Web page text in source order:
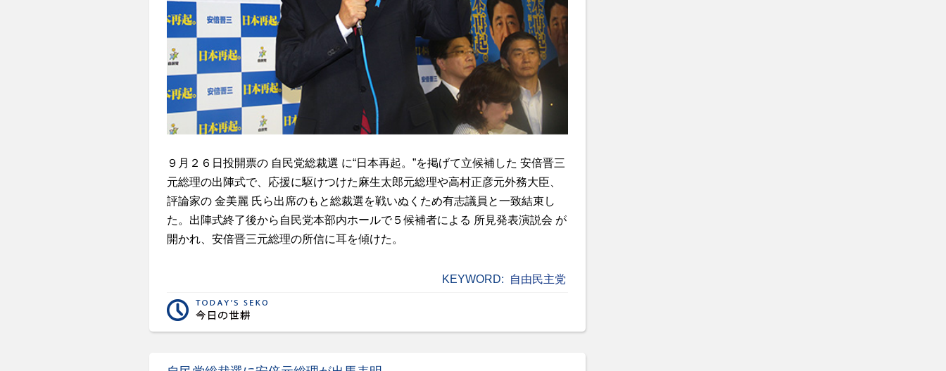
９月２６日投開票の 自民党総裁選 に“日本再起。”を掲げて立候補した 安倍晋三
元総理の出陣式で、応援に駆けつけた麻生太郎元総理や高村正彦元外務大臣、
評論家の 金美麗 氏ら出席のもと総裁選を戦いぬくため有志議員と一致結束し
た。出陣式終了後から自民党本部内ホールで５候補者による 所見発表演説会 が
開かれ、安倍晋三元総理の所信に耳を傾けた。
KEYWORD: 自由民主党